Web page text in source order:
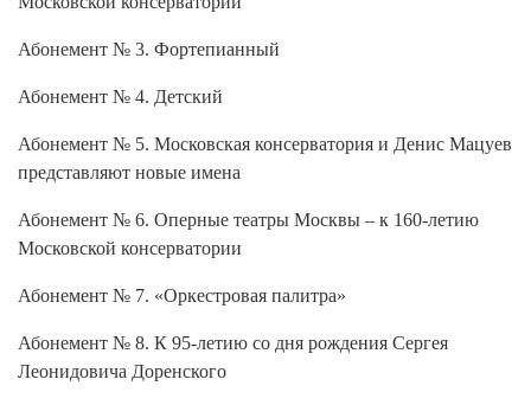
Абонемент № 3. Фортепианный
Абонемент № 4. Детский
Абонемент № 5. Московская консерватория и Денис Мацуев
представляют новые имена
Абонемент № 6. Оперные театры Москвы – к 160-летию
Московской консерватории
Абонемент № 7. «Оркестровая палитра»
Абонемент № 8. К 95-летию со дня рождения Сергея
Леонидовича Доренского